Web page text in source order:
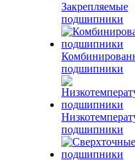
Закрепляемые
подшипники
подшипники
подшипники